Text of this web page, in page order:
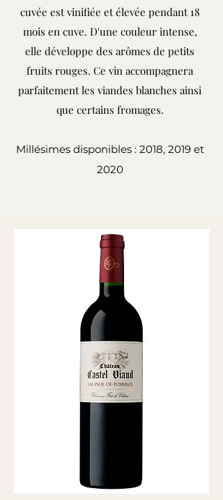
cuvée est vinifiée et élevée pendant 18
mois en cuve. D'une couleur intense,
elle développe des arômes de petits
fruits rouges. Ce vin accompagnera
parfaitement les viandes blanches ainsi
que certains fromages.
Millésimes disponibles : 2018, 2019 et
2020